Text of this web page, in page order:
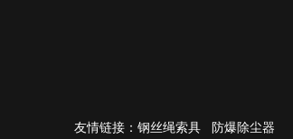
友情链接： 钢丝绳索具 防爆除尘器